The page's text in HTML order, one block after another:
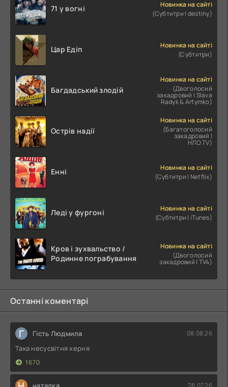
71 у вогні
Новинка на сайті
(Субтитри | destiny)
Цар Едіп
Новинка на сайті
(Субтитри)
Багдадський злодій
Новинка на сайті
(Двоголосий
закадровий | Slava
Radyk & Artymko)
Острів надії
Новинка на сайті
(Багатоголосий
закадровий |
НЛО.TV)
Енні
Новинка на сайті
(Субтитри | Netflix)
Леді у фургоні
Новинка на сайті
(Субтитри | iTunes)
Кров і зухвальство /
Родинне пограбування
Новинка на сайті
(Двоголосий
закадровий | TV4)
Останні коментарі
Г Гість Людмила 08.08.26
Така несусвітня херня
1670